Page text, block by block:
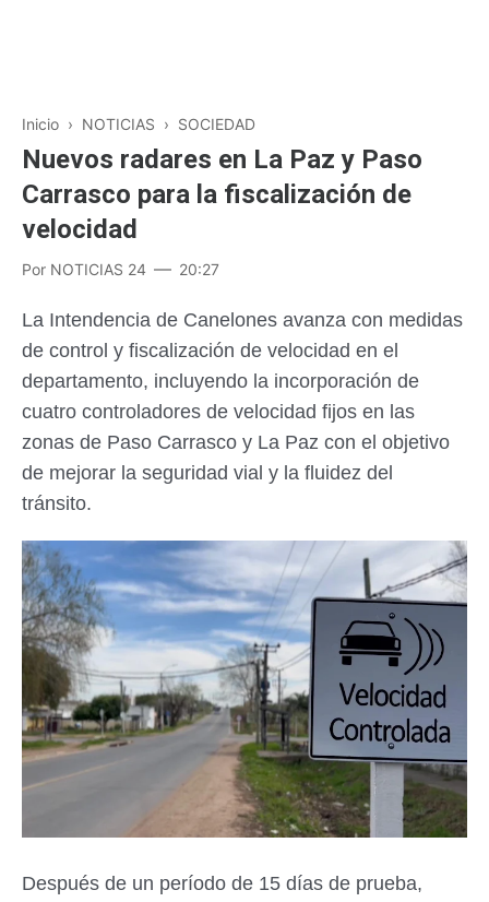
Inicio › NOTICIAS › SOCIEDAD
Nuevos radares en La Paz y Paso
Carrasco para la fiscalización de
velocidad
Por NOTICIAS 24 20:27
La Intendencia de Canelones avanza con medidas
de control y fiscalización de velocidad en el
departamento, incluyendo la incorporación de
cuatro controladores de velocidad fijos en las
zonas de Paso Carrasco y La Paz con el objetivo
de mejorar la seguridad vial y la fluidez del
tránsito.
Después de un período de 15 días de prueba,